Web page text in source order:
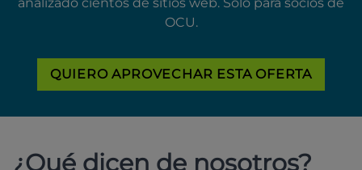
OCU.
QUIERO APROVECHAR ESTA OFERTA
¿Qué dicen de nosotros?